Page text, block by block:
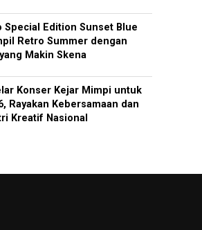
Special Edition Sunset Blue
Retro Summer dengan
Makin Skena
Konser Kejar Mimpi untuk
Rayakan Kebersamaan dan
Kreatif Nasional